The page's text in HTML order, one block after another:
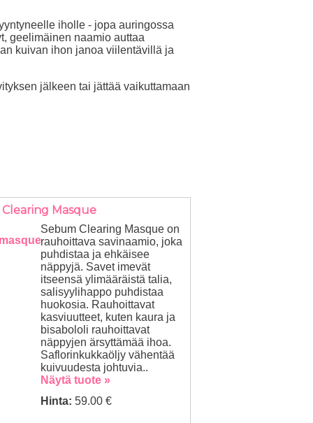
iholle - jopa auringossa
geelimäinen naamio auttaa
kuivan ihon janoa viilentävillä ja
jälkeen tai jättää vaikuttamaan
Masque
Sebum Clearing Masque on
rauhoittava savinaamio, joka
puhdistaa ja ehkäisee
näppyjä. Savet imevät
itseensä ylimääräistä talia,
salisyylihappo puhdistaa
huokosia. Rauhoittavat
kasviuutteet, kuten kaura ja
bisabololi rauhoittavat
näppyjen ärsyttämää ihoa.
Saflorinkukkaöljy vähentää
kuivuudesta johtuvia..
Näytä tuote »
Hinta: 59.00 €